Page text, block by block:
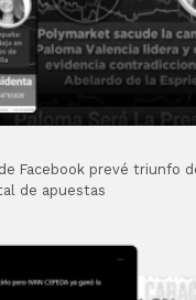
Facebook prevé triunfo
de apuestas